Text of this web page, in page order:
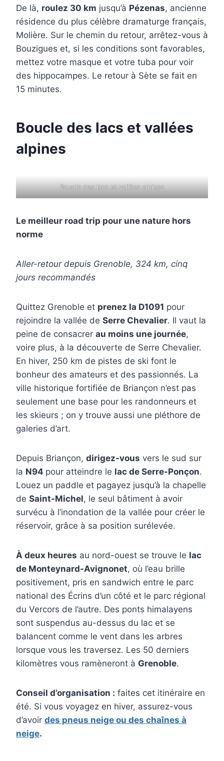
De là, roulez 30 km jusqu’à Pézenas, ancienne
résidence du plus célèbre dramaturge français,
Molière. Sur le chemin du retour, arrêtez-vous à
Bouzigues et, si les conditions sont favorables,
mettez votre masque et votre tuba pour voir
des hippocampes. Le retour à Sète se fait en
15 minutes.
Boucle des lacs et vallées
alpines
Boucle des lacs et vallées alpines
Le meilleur road trip pour une nature hors
norme
Aller-retour depuis Grenoble, 324 km, cinq
jours recommandés
Quittez Grenoble et prenez la D1091 pour
rejoindre la vallée de Serre Chevalier. Il vaut la
peine de consacrer au moins une journée,
voire plus, à la découverte de Serre Chevalier.
En hiver, 250 km de pistes de ski font le
bonheur des amateurs et des passionnés. La
ville historique fortifiée de Briançon n’est pas
seulement une base pour les randonneurs et
les skieurs ; on y trouve aussi une pléthore de
galeries d’art.
Depuis Briançon, dirigez-vous vers le sud sur
la N94 pour atteindre le lac de Serre-Ponçon.
Louez un paddle et pagayez jusqu’à la chapelle
de Saint-Michel, le seul bâtiment à avoir
survécu à l’inondation de la vallée pour créer le
réservoir, grâce à sa position surélevée.
À deux heures au nord-ouest se trouve le lac
de Monteynard-Avignonet, où l’eau brille
positivement, pris en sandwich entre le parc
national des Écrins d’un côté et le parc régional
du Vercors de l’autre. Des ponts himalayens
sont suspendus au-dessus du lac et se
balancent comme le vent dans les arbres
lorsque vous les traversez. Les 50 derniers
kilomètres vous ramèneront à Grenoble.
Conseil d’organisation : faites cet itinéraire en
été. Si vous voyagez en hiver, assurez-vous
d’avoir des pneus neige ou des chaînes à
neige.